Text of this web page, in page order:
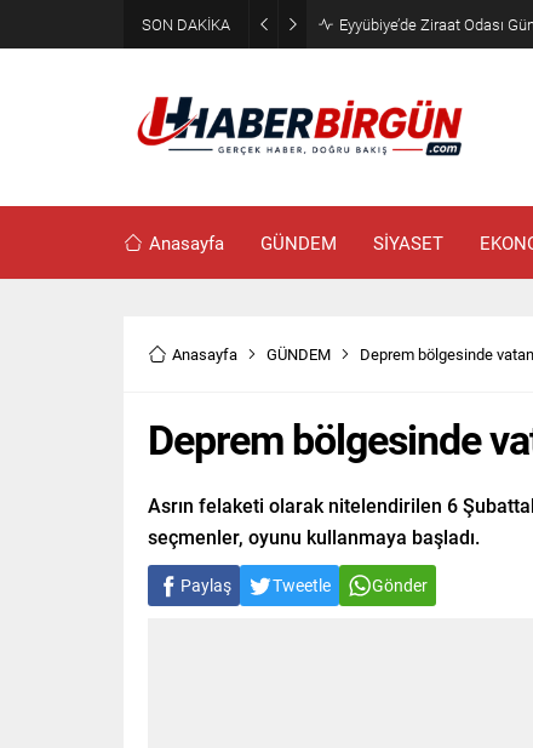
SON DAKİKA Eyyübiye’de Ziraat Odası
Anasayfa GÜNDEM SİYASET
Anasayfa GÜNDEM Deprem bölgesinde
Deprem bölgesinde
Asrın felaketi olarak nitelendirilen 6
seçmenler, oyunu kullanmaya başladı.
Paylaş Tweetle Gönder